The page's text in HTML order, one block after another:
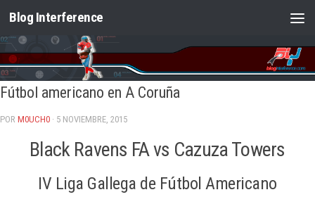
Saltar al contenido
Blog Interference
Fútbol americano en A Coruña
POR M0UCH0 · 5 NOVIEMBRE, 2015
Black Ravens FA vs Cazuza Towers
IV Liga Gallega de Fútbol Americano